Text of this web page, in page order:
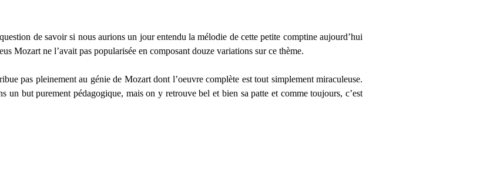
de savoir si nous aurions un jour entendu la mélodie de cette petite comptine aujourd’hui
Mozart ne l’avait pas popularisée en composant douze variations sur ce thème.
pas pleinement au génie de Mozart dont l’oeuvre complète est tout simplement miraculeuse.
un but purement pédagogique, mais on y retrouve bel et bien sa patte et comme toujours, c’est